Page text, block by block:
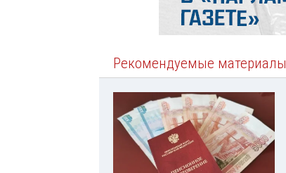
Рекомендуемые материалы